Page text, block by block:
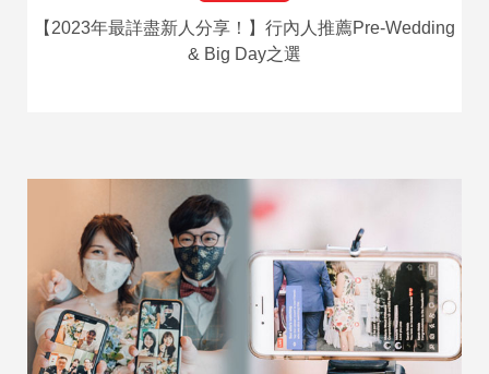
【2023年最詳盡新人分享！】行內人推薦Pre-Wedding
& Big Day之選